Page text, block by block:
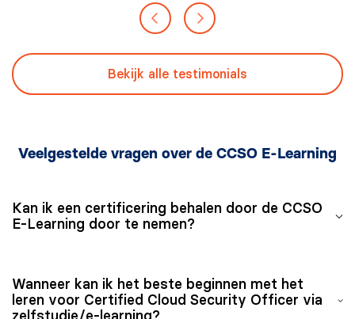
Bekijk alle testimonials
Veelgestelde vragen over de CCSO E-Learning
Kan ik een certificering behalen door de CCSO
E-Learning door te nemen?
lang in jouw eigen tempo het CCSO cursusmateriaal
doornemen en je voorbereiden op het CCSO examen.
Wanneer kan ik het beste beginnen met het
leren voor Certified Cloud Security Officer via
zelfstudie/e-learning?